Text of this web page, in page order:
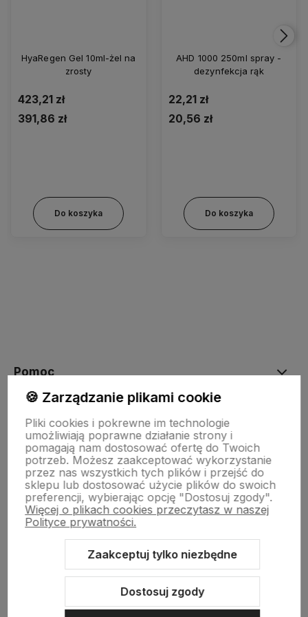
HyaRegen Gel 10ml-żel na
zrosty
423,21 zł
391,86 zł
Do koszyka
AHD 1000 250ml spray -
dezynfekcja rąk
22,21 zł
20,56 zł
Do koszyka
Pomoc
Moje konto
Płatności i dostawa
Informacje
🍪 Zarządzanie plikami cookie
Pliki cookies i pokrewne im technologie
umożliwiają poprawne działanie strony i
pomagają nam dostosować ofertę do Twoich
potrzeb. Możesz zaakceptować wykorzystanie
przez nas wszystkich tych plików i przejść do
sklepu lub dostosować użycie plików do swoich
preferencji, wybierając opcję "Dostosuj zgody".
Więcej o plikach cookies przeczytasz w naszej
Polityce prywatności.
Zaakceptuj tylko niezbędne
Dostosuj zgody